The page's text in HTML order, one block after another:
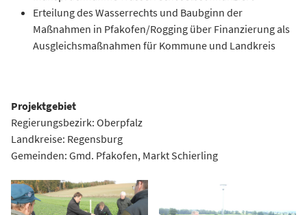
Erteilung des Wasserrechts und Baubginn der
Maßnahmen in Pfakofen/Rogging über Finanzierung als
Ausgleichsmaßnahmen für Kommune und Landkreis
Projektgebiet
Regierungsbezirk: Oberpfalz
Landkreise: Regensburg
Gemeinden: Gmd. Pfakofen, Markt Schierling